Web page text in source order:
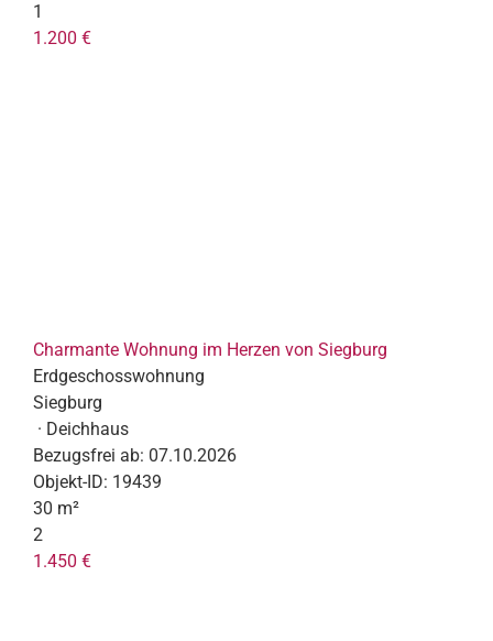
1
1.200 €
Charmante Wohnung im Herzen von Siegburg
Erdgeschosswohnung
Siegburg
· Deichhaus
Bezugsfrei ab: 07.10.2026
Objekt-ID: 19439
30 m²
2
1.450 €